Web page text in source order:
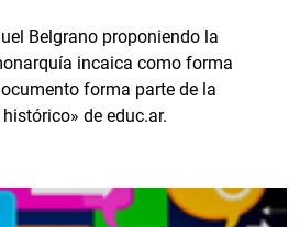
Belgrano proponiendo la
incaica como forma
forma parte de la
de educ.ar.